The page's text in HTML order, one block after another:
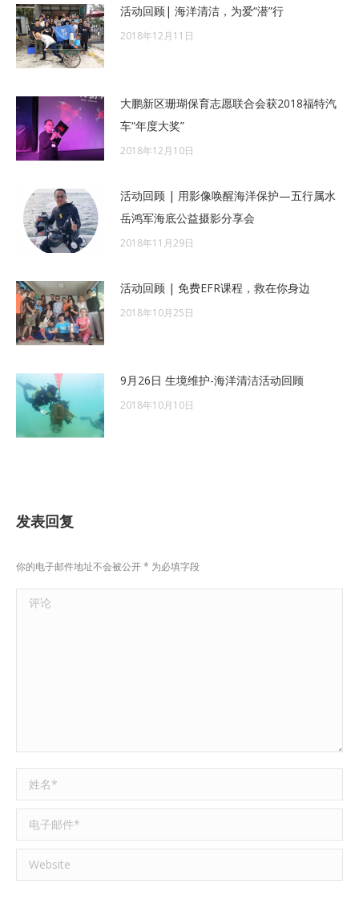
活动回顾| 海洋清洁，为爱“潜”行
2018年12月11日
大鹏新区珊瑚保育志愿联合会获2018福特汽
车“年度大奖”
2018年12月10日
活动回顾 | 用影像唤醒海洋保护—五行属水
岳鸿军海底公益摄影分享会
2018年11月29日
活动回顾 | 免费EFR课程，救在你身边
2018年10月25日
9月26日 生境维护-海洋清洁活动回顾
2018年10月10日
发表回复
你的电子邮件地址不会被公开* 为必填字段
评论
姓名 *
电子邮件 *
Website